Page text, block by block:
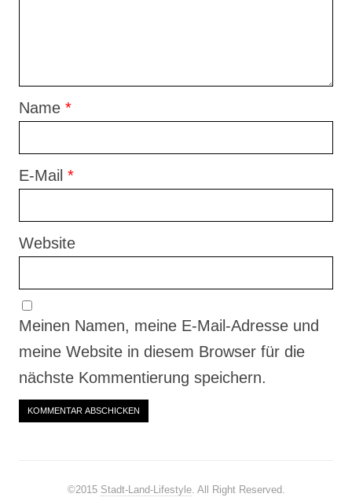
Name *
E-Mail *
Website
Meinen Namen, meine E-Mail-Adresse und
meine Website in diesem Browser für die
nächste Kommentierung speichern.
©2015 Stadt-Land-Lifestyle. All Right Reserved.